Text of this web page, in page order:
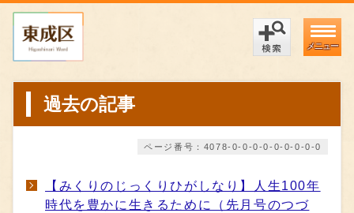
メニュー
過去の記事
ページ番号：4078-0-0-0-0-0-0-0-0-0
【みくりのじっくりひがしなり】人生100年
時代を豊かに生きるために（先月号のつづ